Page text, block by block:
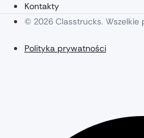
Kontakty
© 2026 Classtrucks. Wszelkie
Polityka prywatności